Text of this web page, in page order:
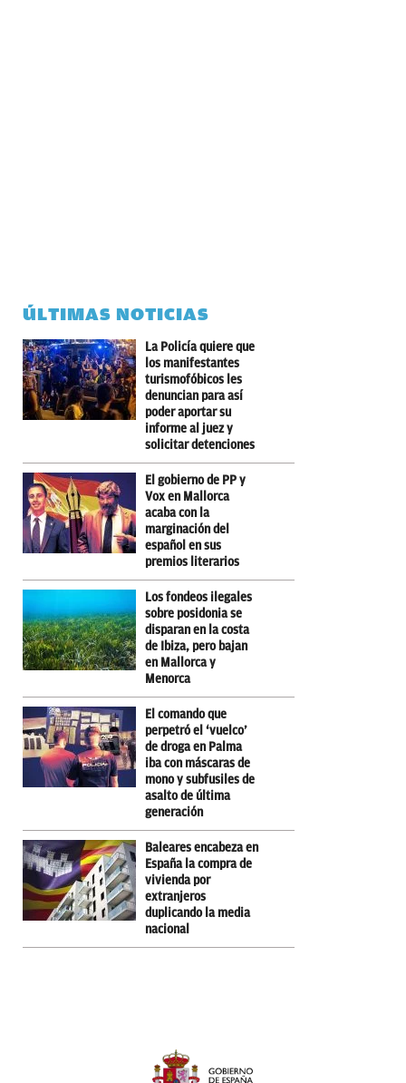
ÚLTIMAS NOTICIAS
La Policía quiere que
los manifestantes
turismofóbicos les
denuncian para así
poder aportar su
informe al juez y
solicitar detenciones
El gobierno de PP y
Vox en Mallorca
acaba con la
marginación del
español en sus
premios literarios
Los fondeos ilegales
sobre posidonia se
disparan en la costa
de Ibiza, pero bajan
en Mallorca y
Menorca
El comando que
perpetró el ‘vuelco’
de droga en Palma
iba con máscaras de
mono y subfusiles de
asalto de última
generación
Baleares encabeza en
España la compra de
vivienda por
extranjeros
duplicando la media
nacional